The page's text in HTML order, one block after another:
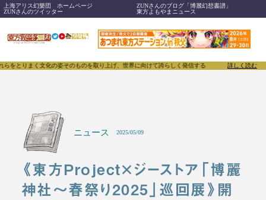
上海アリス幻樂団 ホームページ
ZUNさんのブログ「博麗幻想書譜」
ZUNさんのツイッター
東方よもやまニュース
の姿そのものを取り上げ、世界に向けて誇らしく発信することで、東方Projectのみならず「
詳しく読む
ニュース 2025/05/09
《東方Project×ジーストア「博麗
神社～春祭り2025」巡回展》開